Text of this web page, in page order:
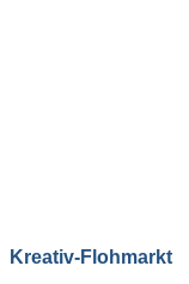
Kreativ-Flohmarkt